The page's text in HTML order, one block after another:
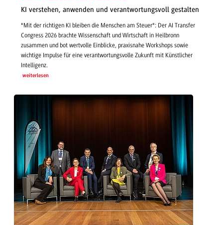
KI verstehen, anwenden und verantwortungsvoll gestalten
"Mit der richtigen KI bleiben die Menschen am Steuer": Der AI Transfer
Congress 2026 brachte Wissenschaft und Wirtschaft in Heilbronn
zusammen und bot wertvolle Einblicke, praxisnahe Workshops sowie
wichtige Impulse für eine verantwortungsvolle Zukunft mit Künstlicher
Intelligenz.
weiterlesen